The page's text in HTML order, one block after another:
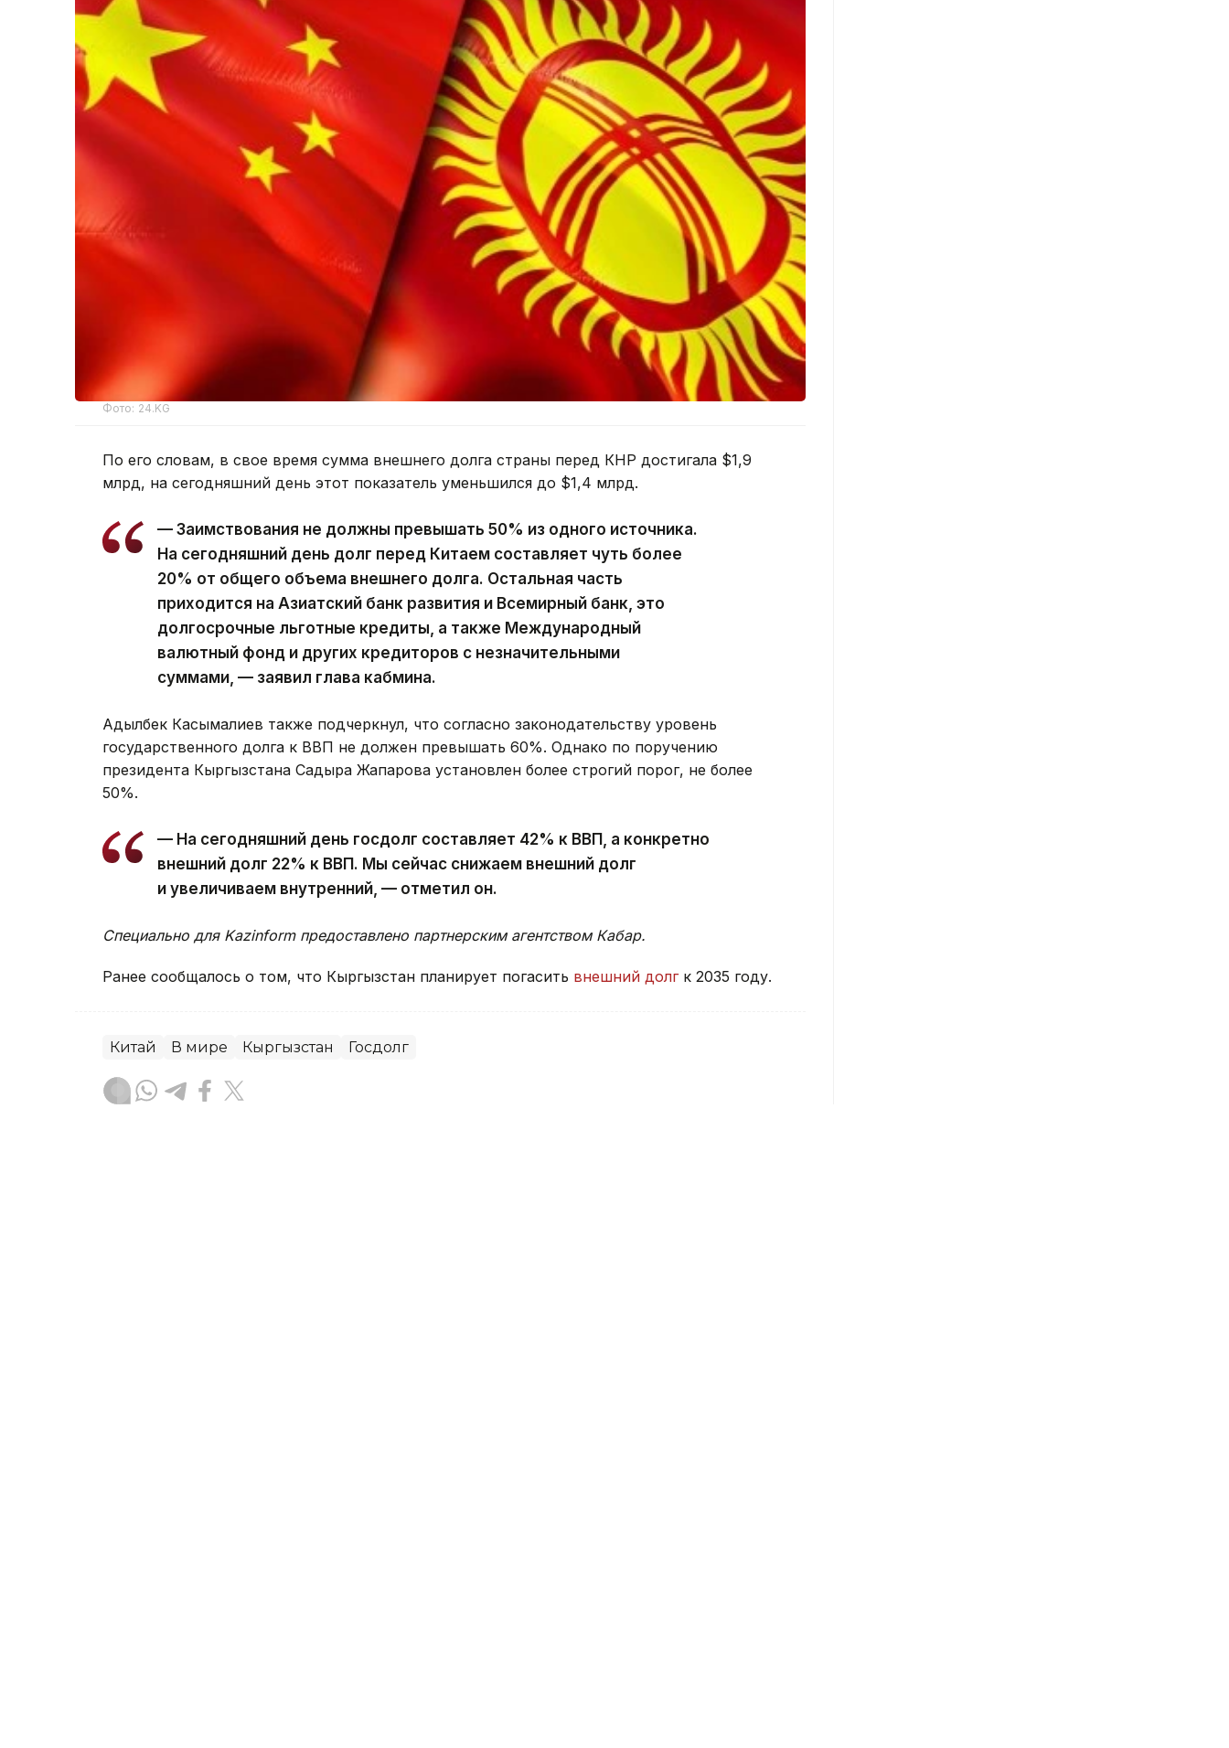
Фото: 24.KG
По его словам, в свое время сумма внешнего долга страны перед КНР достигала $1,9
млрд, на сегодняшний день этот показатель уменьшился до $1,4 млрд.
— Заимствования не должны превышать 50% из одного источника.
На сегодняшний день долг перед Китаем составляет чуть более
20% от общего объема внешнего долга. Остальная часть
приходится на Азиатский банк развития и Всемирный банк, это
долгосрочные льготные кредиты, а также Международный
валютный фонд и других кредиторов с незначительными
суммами, — заявил глава кабмина.
Адылбек Касымалиев также подчеркнул, что согласно законодательству уровень
государственного долга к ВВП не должен превышать 60%. Однако по поручению
президента Кыргызстана Садыра Жапарова установлен более строгий порог, не более
50%.
— На сегодняшний день госдолг составляет 42% к ВВП, а конкретно
внешний долг 22% к ВВП. Мы сейчас снижаем внешний долг
и увеличиваем внутренний, — отметил он.
Специально для Kazinform предоставлено партнерским агентством Кабар.
Ранее сообщалось о том, что Кыргызстан планирует погасить внешний долгк 2035 году.
Китай В мире Кыргызстан Госдолг